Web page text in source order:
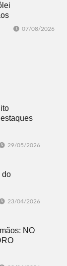
07/08/2026
29/05/2026
do
23/04/2026
NO